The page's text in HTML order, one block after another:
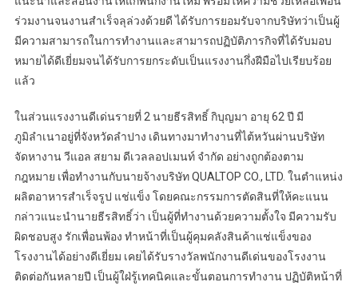
ร่วมงานจนงานสำเร็จลุล่วงด้วยดี ได้รับการยอมรับจากบริษัทว่าเป็นผู้
มีความสามารถในการทำงานและสามารถปฏิบัติภารกิจที่ได้รับมอบ
หมายได้ดีเยี่ยมจนได้รับการยกระดับเป็นแรงงานกึ่งฝีมือไปเรียบร้อย
แล้ว
ในส่วนแรงงานดีเด่นรายที่ 2 นายธีรสิทธิ์ กิบุญมา อายุ 62 ปี มี
ภูมิลำเนาอยู่ที่จังหวัดลำปาง เดินทางมาทำงานที่ไต้หวันผ่านบริษัท
จัดหางาน วีแอล สยาม ดีเวลลอปเมนท์ จำกัด อย่างถูกต้องตาม
กฎหมาย เพื่อทำงานกับนายจ้างบริษัท QUALTOP CO., LTD. ในตำแหน่ง
ผลิตอาหารสำเร็จรูป แช่แข็ง โดยคณะกรรมการตัดสินที่ให้คะแนน
กล่าวแนะนำนายธีรสิทธิ์ว่า เป็นผู้ที่ทำงานด้วยความตั้งใจ มีความรับ
ผิดชอบสูง รักเพื่อนพ้อง ทำหน้าที่เป็นผู้คุมคลังสินค้าแช่แข็งของ
โรงงานได้อย่างดีเยี่ยม เคยได้รับรางวัลพนักงานดีเด่นของโรงงาน
ติดต่อกันหลายปี เป็นผู้ใฝ่รู้เทคนิคและขั้นตอนการทำงาน ปฏิบัติหน้าที่